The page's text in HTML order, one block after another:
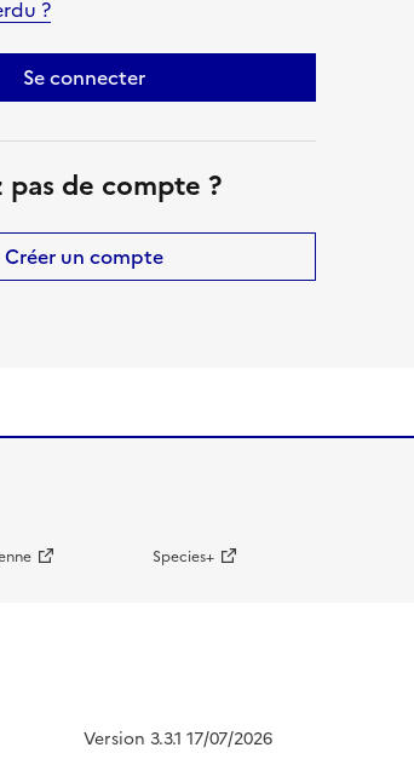
?
Se connecter
pas de compte ?
Créer un compte
Species+
Version 3.3.1 17/07/2026